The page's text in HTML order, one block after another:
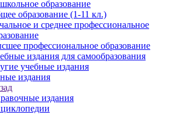
образование
образование (1-11 кл.)
и среднее профессиональное
профессиональное образование
издания для самообразования
учебные издания
издания
издания